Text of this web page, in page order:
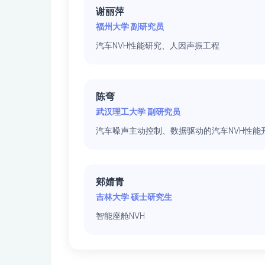
谢丽萍
福州大学 副研究员
汽车NVH性能研究、人因声振工程
陈弯
武汉理工大学 副研究员
汽车噪声主动控制、数据驱动的汽车NVH性能
郏婧青
吉林大学 硕士研究生
智能座舱NVH